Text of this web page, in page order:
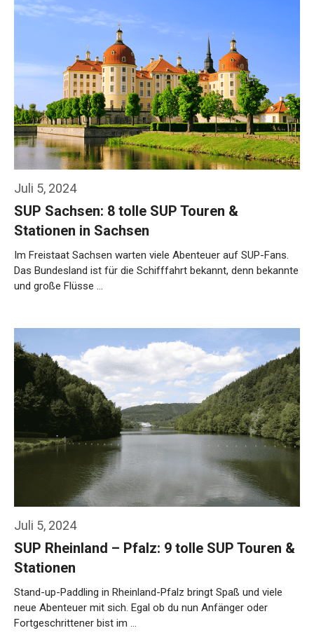
Juli 5, 2024
SUP Sachsen: 8 tolle SUP Touren &
Stationen in Sachsen
Im Freistaat Sachsen warten viele Abenteuer auf SUP-Fans.
Das Bundesland ist für die Schifffahrt bekannt, denn bekannte
und große Flüsse …
Juli 5, 2024
SUP Rheinland – Pfalz: 9 tolle SUP Touren &
Stationen
Stand-up-Paddling in Rheinland-Pfalz bringt Spaß und viele
neue Abenteuer mit sich. Egal ob du nun Anfänger oder
Fortgeschrittener bist im …